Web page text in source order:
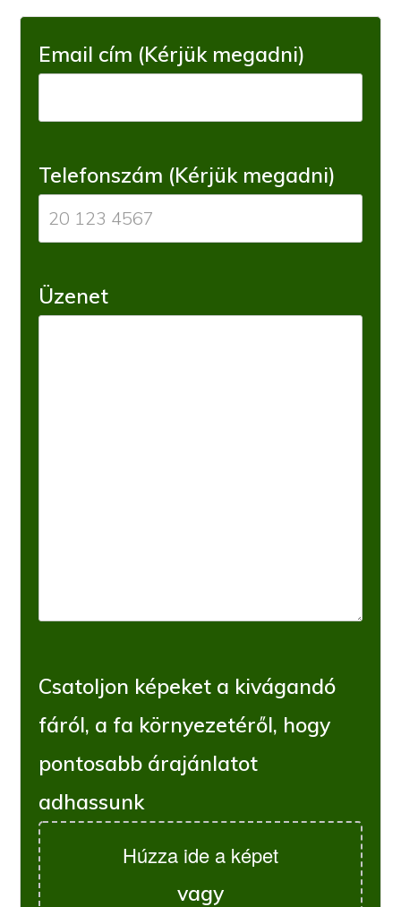
Email cím (Kérjük megadni)
Telefonszám (Kérjük megadni)
Üzenet
Csatoljon képeket a kivágandó
fáról, a fa környezetéről, hogy
pontosabb árajánlatot
adhassunk
Húzza ide a képet
vagy